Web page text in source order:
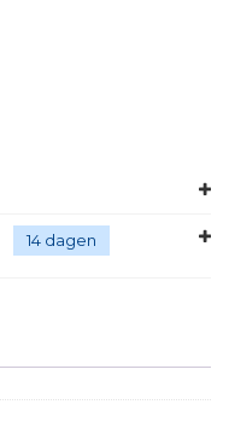
14 dagen